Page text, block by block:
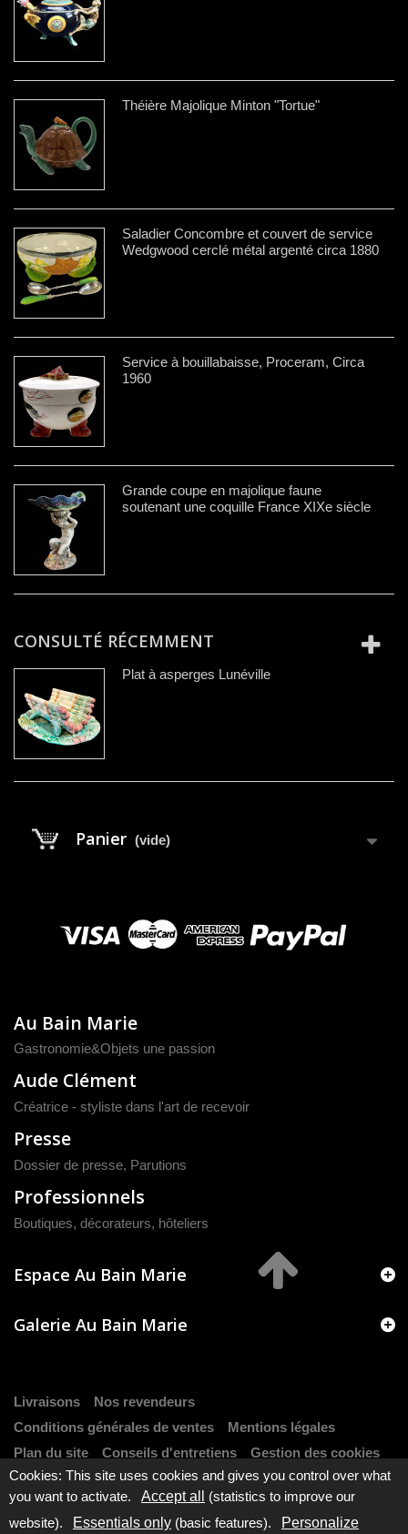
Théière Majolique Minton "Tortue"
Saladier Concombre et couvert de service
Wedgwood cerclé métal argenté circa 1880
Service à bouillabaisse, Proceram, Circa
1960
Grande coupe en majolique faune
soutenant une coquille France XIXe siècle
CONSULTÉ RÉCEMMENT
Plat à asperges Lunéville
Panier (vide)
Au Bain Marie
Gastronomie&Objets une passion
Aude Clément
Créatrice - styliste dans l'art de recevoir
Presse
Dossier de presse, Parutions
Professionnels
Boutiques, décorateurs, hôteliers
Espace Au Bain Marie
Galerie Au Bain Marie
Livraisons
Nos revendeurs
Conditions générales de ventes
Mentions légales
Plan du site
Conseils d'entretiens
Gestion des cookies
Cookies: This site uses cookies and gives you control over what
you want to activate.
Accept all
(statistics to improve our
website).
Essentials only (basic features). Personalize